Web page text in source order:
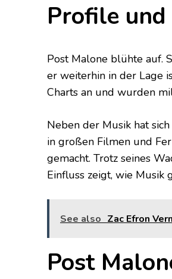
Profile
Post Malone blühte auf.
er weiterhin in der Lage
Charts an und wurden
Neben der Musik hat
in großen Filmen und
gemacht. Trotz seines
Einfluss zeigt, wie Musik
See also Zac Efron
Post